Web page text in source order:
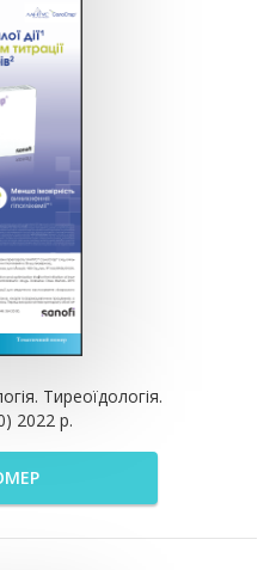
Тиреоїдологія.
2022 р.